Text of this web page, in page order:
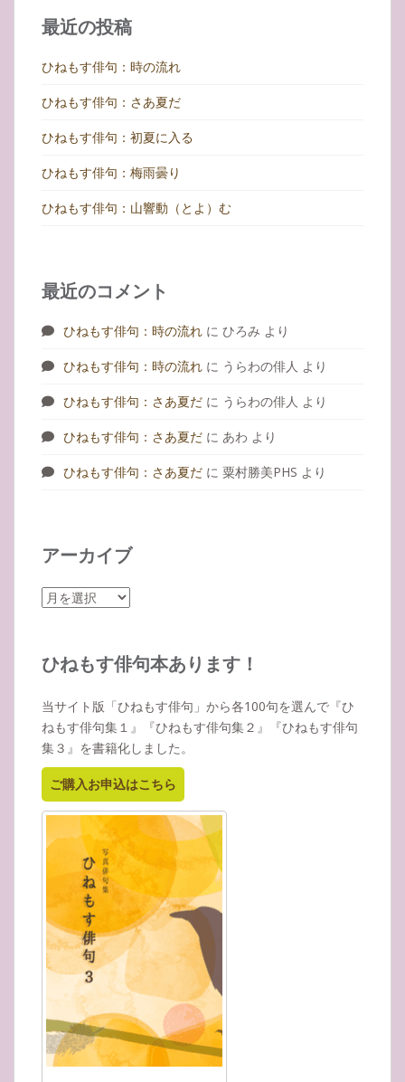
最近の投稿
ひねもす俳句：時の流れ
ひねもす俳句：さあ夏だ
ひねもす俳句：初夏に入る
ひねもす俳句：梅雨曇り
ひねもす俳句：山響動（とよ）む
最近のコメント
ひねもす俳句：時の流れ に ひろみ より
ひねもす俳句：時の流れ に うらわの俳人 より
ひねもす俳句：さあ夏だ に うらわの俳人 より
ひねもす俳句：さあ夏だ に あわ より
ひねもす俳句：さあ夏だ に 粟村勝美PHS より
アーカイブ
ア
イ
ひねもす俳句本あります！
当サイト版「ひねもす俳句」から各100句を選んで『ひ
ねもす俳句集１』『ひねもす俳句集２』『ひねもす俳句
集３』を書籍化しました。
ご購入お申込はこちら